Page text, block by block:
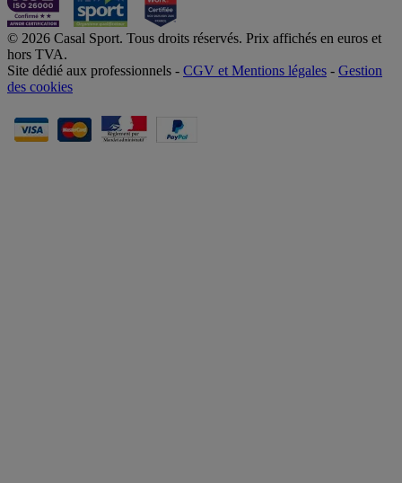
© 2026 Casal Sport. Tous droits réservés. Prix affichés en euros et
hors TVA.
Site dédié aux professionnels - CGV et Mentions légales - Gestion
des cookies